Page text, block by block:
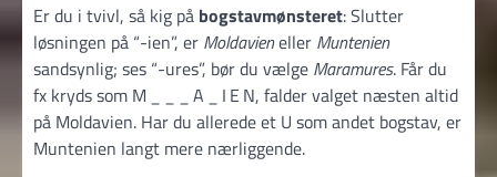
Er du i tvivl, så kig på bogstavmønsteret: Slutter
løsningen på “-ien”, er Moldavieneller Muntenien
sandsynlig; ses “-ures”, bør du vælge Maramures. Får du
fx kryds som M _ _ _ A _ I E N, falder valget næsten altid
på Moldavien. Har du allerede et U som andet bogstav, er
Muntenien langt mere nærliggende.